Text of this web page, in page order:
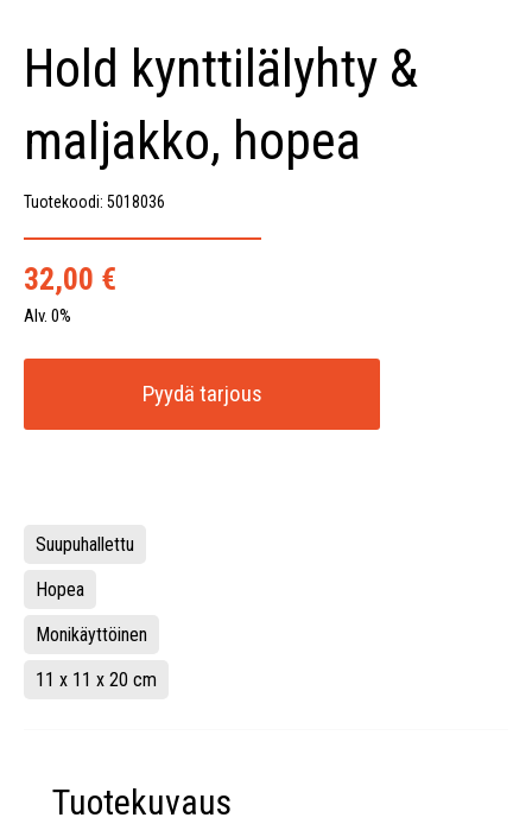
Hold kynttilälyhty &
maljakko, hopea
Tuotekoodi: 5018036
32,00 €
Alv. 0%
Pyydä tarjous
Suupuhallettu
Hopea
Monikäyttöinen
11 x 11 x 20 cm
Tuotekuvaus